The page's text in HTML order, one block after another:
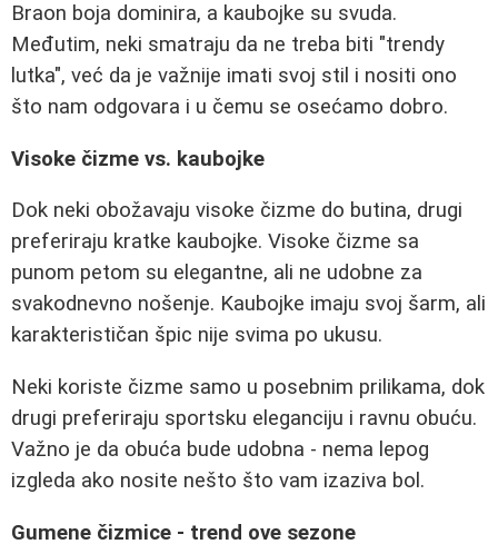
Braon boja dominira, a kaubojke su svuda.
Međutim, neki smatraju da ne treba biti "trendy
lutka", već da je važnije imati svoj stil i nositi ono
što nam odgovara i u čemu se osećamo dobro.
Visoke čizme vs. kaubojke
Dok neki obožavaju visoke čizme do butina, drugi
preferiraju kratke kaubojke. Visoke čizme sa
punom petom su elegantne, ali ne udobne za
svakodnevno nošenje. Kaubojke imaju svoj šarm, ali
karakterističan špic nije svima po ukusu.
Neki koriste čizme samo u posebnim prilikama, dok
drugi preferiraju sportsku eleganciju i ravnu obuću.
Važno je da obuća bude udobna - nema lepog
izgleda ako nosite nešto što vam izaziva bol.
Gumene čizmice - trend ove sezone